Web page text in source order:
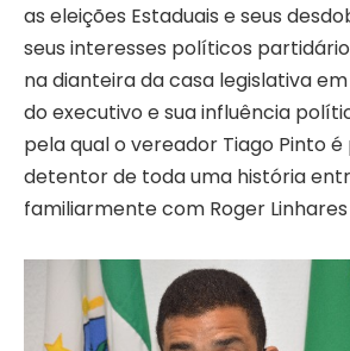
as eleições Estaduais e seus
seus interesses políticos
na dianteira da casa legislativa
do executivo e sua influência
pela qual o vereador Tiago Pinto
detentor de toda uma história
familiarmente com Roger